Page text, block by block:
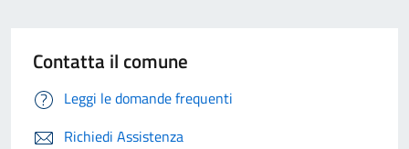
Contatta il comune
Leggi le domande frequenti
Richiedi Assistenza